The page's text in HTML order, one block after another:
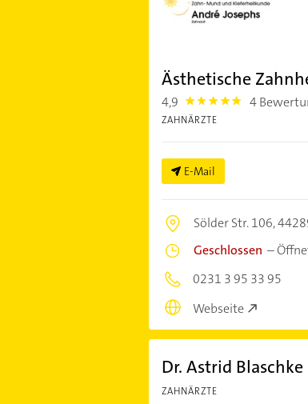
Ästhetische
4,9 4.9 4
ZAHNÄRZTE
E-Mail
Sölder Str. 106,
Geschlossen –
0231 3 95 33 95
Webseite
Dr. Astrid
ZAHNÄRZTE